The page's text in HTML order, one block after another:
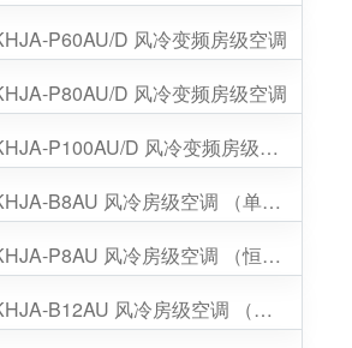
P60AU/D 风冷变频房级空调
P80AU/D 风冷变频房级空调
科华 KHJA-P100AU/D 风冷变频房级空调 （恒温恒湿）
科华 KHJA-B8AU 风冷房级空调 （单冷）
科华 KHJA-P8AU 风冷房级空调 （恒温恒湿）
科华 KHJA-B12AU 风冷房级空调 （单冷）